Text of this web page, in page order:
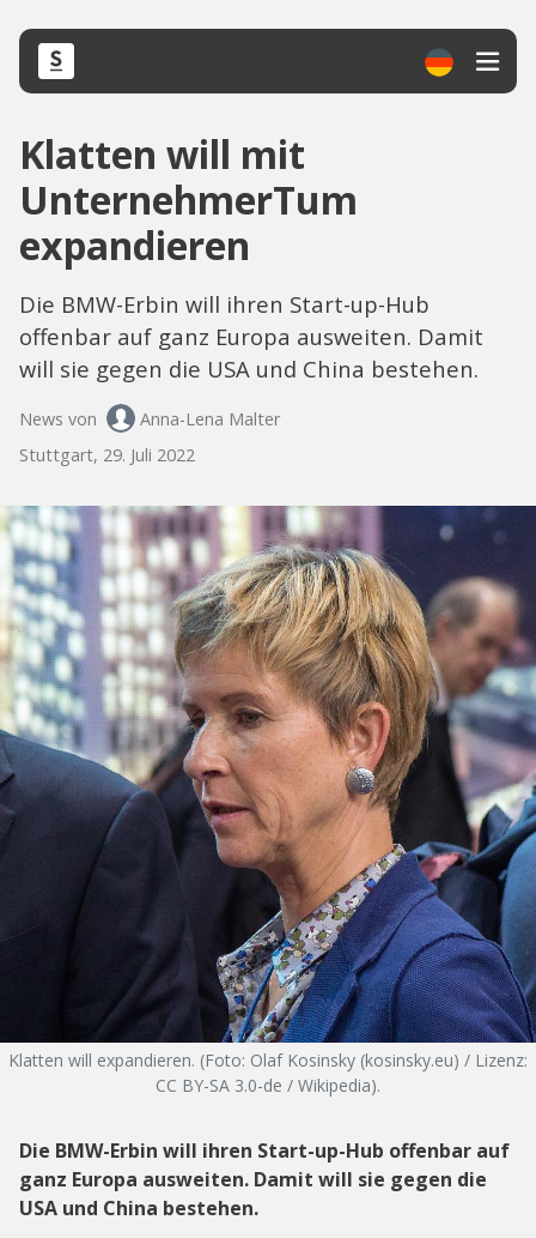
Klatten will mit
UnternehmerTum
expandieren
Die BMW-Erbin will ihren Start-up-Hub
offenbar auf ganz Europa ausweiten. Damit
will sie gegen die USA und China bestehen.
News von
Anna-Lena Malter
Stuttgart, 29. Juli 2022
Klatten will expandieren. (Foto: Olaf Kosinsky (kosinsky.eu) / Lizenz:
CC BY-SA 3.0-de / Wikipedia).
Die BMW-Erbin will ihren Start-up-Hub offenbar auf
ganz Europa ausweiten. Damit will sie gegen die
USA und China bestehen.